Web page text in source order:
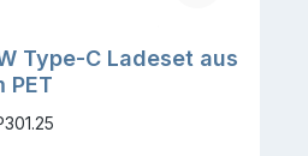
Type-C Ladeset aus
PET